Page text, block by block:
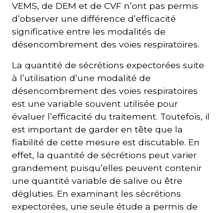
VEMS, de DEM et de CVF n’ont pas permis
d’observer une différence d’efficacité
significative entre les modalités de
désencombrement des voies respiratoires.
La quantité de sécrétions expectorées suite
à l’utilisation d’une modalité de
désencombrement des voies respiratoires
est une variable souvent utilisée pour
évaluer l’efficacité du traitement. Toutefois, il
est important de garder en tête que la
fiabilité de cette mesure est discutable. En
effet, la quantité de sécrétions peut varier
grandement puisqu’elles peuvent contenir
une quantité variable de salive ou être
dégluties. En examinant les sécrétions
expectorées, une seule étude a permis de